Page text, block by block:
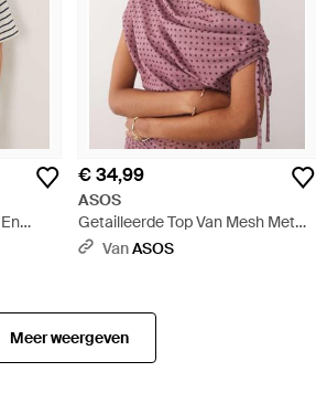
€ 34,99
ASOS
Getailleerde Top Van Mesh Met
Gerimpelde Schouders En
VanASOS
Meer weergeven